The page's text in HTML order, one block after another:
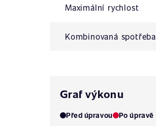
Maximální rychlost
Kombinovaná spotřeba
Graf výkonu
Před úpravou Po úpravě